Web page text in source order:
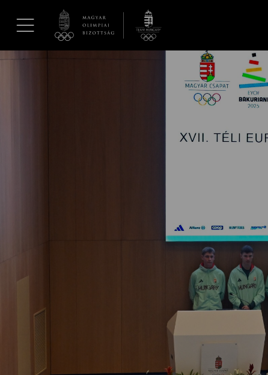
Kettőskarrier-program
Társszervezetek